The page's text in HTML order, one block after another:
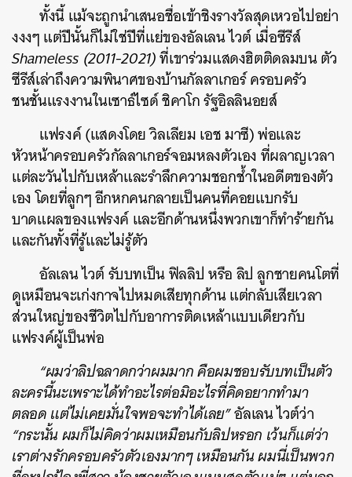
ทั้งนี้ แม้จะถูกนำเสนอชื่อเข้าชิงรางวัลสุดเหวอไปอย่า
งงงๆ แต่ปีนั้นก็ไม่ใช่ปีที่แย่ของอัลเลน ไวต์ เมื่อซีรีส์
Shameless (2011-2021)ที่เขาร่วมแสดงฮิตติดลมบน ตัว
ซีรีส์เล่าถึงความพินาศของบ้านกัลลาเกอร์ ครอบครัว
ชนชั้นแรงงานในเซาธ์ไซด์ ชิคาโก รัฐอิลลินอยส์
แฟรงค์ (แสดงโดย วิลเลียม เอช มาซี) พ่อและ
หัวหน้าครอบครัวกัลลาเกอร์จอมหลงตัวเอง ที่ผลาญเวลา
แต่ละวันไปกับเหล้าและรำลึกความชอกช้ำในอดีตของตัว
เอง โดยที่ลูกๆ อีกหกคนกลายเป็นคนที่คอยแบกรับ
บาดแผลของแฟรงค์ และอีกด้านหนึ่งพวกเขาก็ทำร้ายกัน
และกันทั้งที่รู้และไม่รู้ตัว
อัลเลน ไวต์ รับบทเป็น ฟิลลิป หรือ ลิป ลูกชายคนโตที่
ดูเหมือนจะเก่งกาจไปหมดเสียทุกด้าน แต่กลับเสียเวลา
ส่วนใหญ่ของชีวิตไปกับอาการติดเหล้าแบบเดียวกับ
แฟรงค์ผู้เป็นพ่อ
“ผมว่าลิปฉลาดกว่าผมมาก คือผมชอบรับบทเป็นตัว
ละครนี้นะเพราะได้ทำอะไรต่อมิอะไรที่คิดอยากทำมา
ตลอด แต่ไม่เคยมั่นใจพอจะทำได้เลย”อัลเลน ไวต์ว่า
“กระนั้น ผมก็ไม่คิดว่าผมเหมือนกับลิปหรอก เว้นก็แต่ว่า
เราต่างรักครอบครัวตัวเองมากๆ เหมือนกัน ผมนี่เป็นพวก